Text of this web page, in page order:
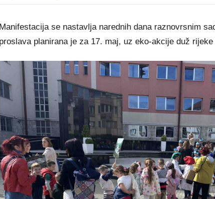
Manifestacija se nastavlja narednih dana raznovrsnim
proslava planirana je za 17. maj, uz eko-akcije duž rijeke